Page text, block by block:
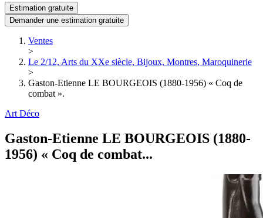
Estimation gratuite
Demander une estimation gratuite
Ventes
>
Le 2/12, Arts du XXe siècle, Bijoux, Montres, Maroquinerie
>
Gaston-Etienne LE BOURGEOIS (1880-1956) « Coq de
combat ».
Art Déco
Gaston-Etienne LE BOURGEOIS (1880-
1956) « Coq de combat...